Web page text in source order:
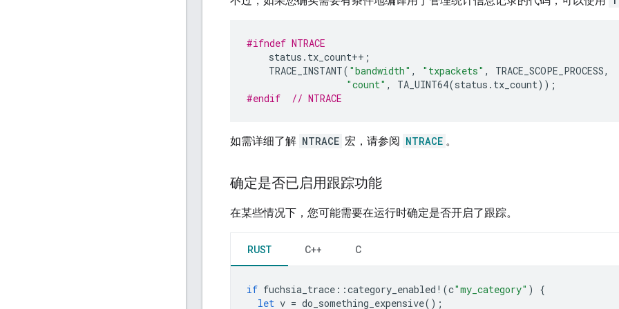
#ifndef NTRACE
status . tx_count++ ;
TRACE_INSTANT( "bandwidth" , "txpackets" , TRACE_SCOPE_PROCESS,
"count" , TA_UINT64(status . tx_count));
#endif
// NTRACE
如需详细了解 NTRACE 宏，请参阅 NTRACE 。
确定是否已启用跟踪功能
在某些情况下，您可能需要在运行时确定是否开启了跟踪。
RUST C++ C
if fuchsia_trace ::category_enabled ! (c"my_category" )
{
let v = do_something_expensive();